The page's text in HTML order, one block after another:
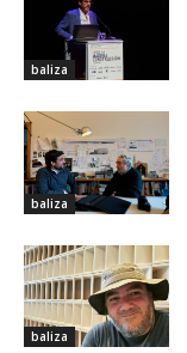
baliza
baliza
baliza